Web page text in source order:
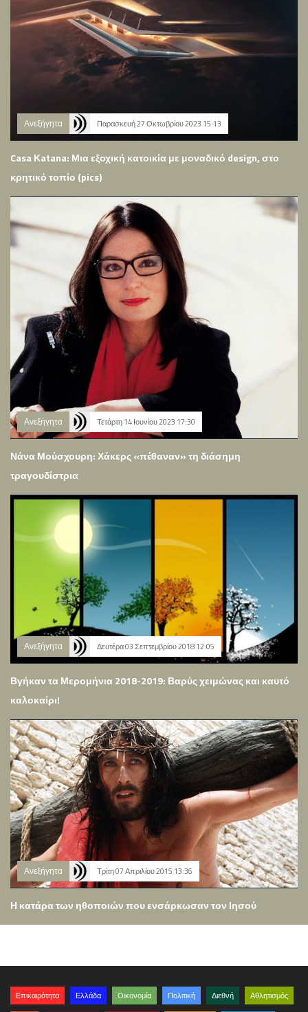
Ανεξήγητα Παρασκευή 27 Οκτωβρίου 2023 15:13
Casa Κatana: Μια εξοχική κατοικία με μοναδικό design, στο
κρητικό τοπίο (pics)
Ανεξήγητα Τετάρτη 14 Ιουνίου 2023 17:30
Νάνα Μούσχουρη: Χάκερς «πέθαναν» τη διάσημη
τραγουδίστρια
Ανεξήγητα Δευτέρα 03 Σεπτεμβρίου 2018 12:05
Βγήκαν τα Μερομήνια 2018-2019: Βαρύς χειμώνας και καυτό
καλοκαίρι!
Ανεξήγητα Τρίτη 07 Απριλίου 2015 13:36
Η κατάρα των ηθοποιών που ενσάρκωσαν τον Ιησού
Επικαιρότητα Ελλάδα Οικονομία Πολιτική Διεθνή Αθλητισμός